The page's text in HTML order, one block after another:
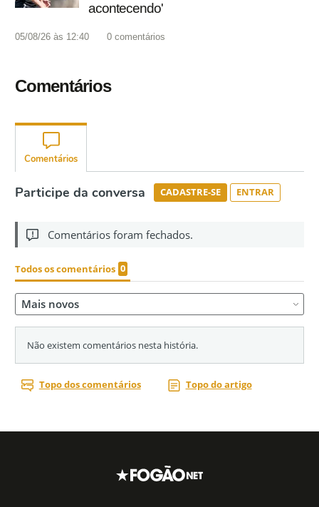
acontecendo'
05/08/26 às 12:40 0 comentários
Comentários